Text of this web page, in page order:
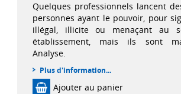
Quelques professionnels lancent
personnes ayant le pouvoir, pour
illégal, illicite ou menaçant au
établissement, mais ils sont
Analyse.
Plus d'information...
Ajouter au panier